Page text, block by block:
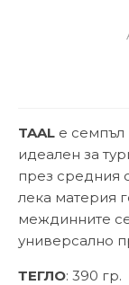
TAAL е семпъл
идеален за
през средния
лека материя
междинните
универсално
ТЕГЛО: 390 гр.